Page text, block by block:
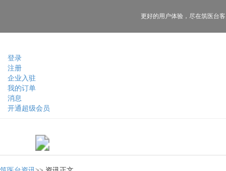
登录
注册
企业入驻
我的订单
消息
开通超级会员
更好的用户体验， 尽在筑医台